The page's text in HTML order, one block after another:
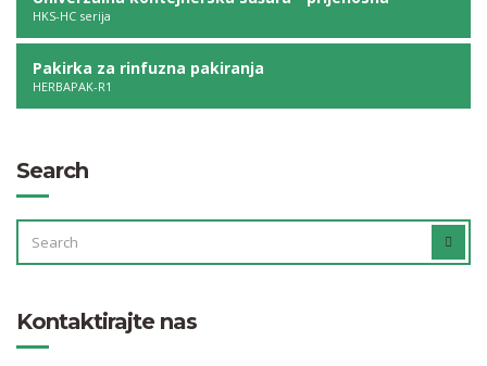
HKS-HC serija
Pakirka za rinfuzna pakiranja
HERBAPAK-R1
Search
SEARCH
FOR:
Kontaktirajte nas